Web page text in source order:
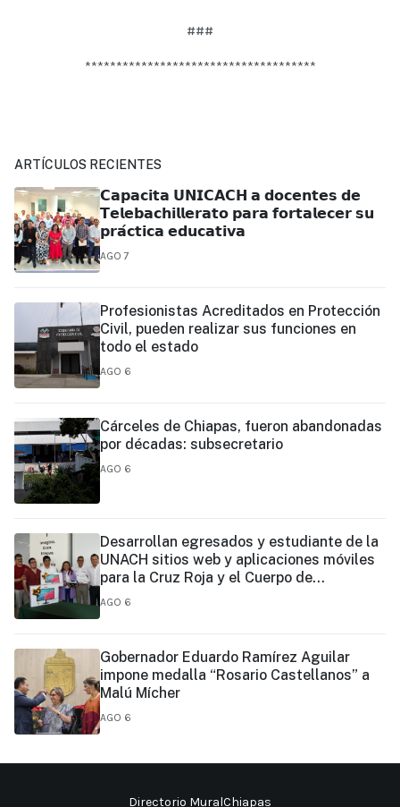
###
*************************************
ARTÍCULOS RECIENTES
𝗖𝗮𝗽𝗮𝗰𝗶𝘁𝗮 𝗨𝗡𝗜𝗖𝗔𝗖𝗛 𝗮 𝗱𝗼𝗰𝗲𝗻𝘁𝗲𝘀 𝗱𝗲
𝗧𝗲𝗹𝗲𝗯𝗮𝗰𝗵𝗶𝗹𝗹𝗲𝗿𝗮𝘁𝗼 𝗽𝗮𝗿𝗮 𝗳𝗼𝗿𝘁𝗮𝗹𝗲𝗰𝗲𝗿 𝘀𝘂
𝗽𝗿𝗮́𝗰𝘁𝗶𝗰𝗮 𝗲𝗱𝘂𝗰𝗮𝘁𝗶𝘃𝗮
AGO 7
Profesionistas Acreditados en Protección
Civil, pueden realizar sus funciones en
todo el estado
AGO 6
Cárceles de Chiapas, fueron abandonadas
por décadas: subsecretario
AGO 6
Desarrollan egresados y estudiante de la
UNACH sitios web y aplicaciones móviles
para la Cruz Roja y el Cuerpo de
Bomberos de Tapachula
AGO 6
Gobernador Eduardo Ramírez Aguilar
impone medalla “Rosario Castellanos” a
Malú Mícher
AGO 6
Directorio MuralChiapas